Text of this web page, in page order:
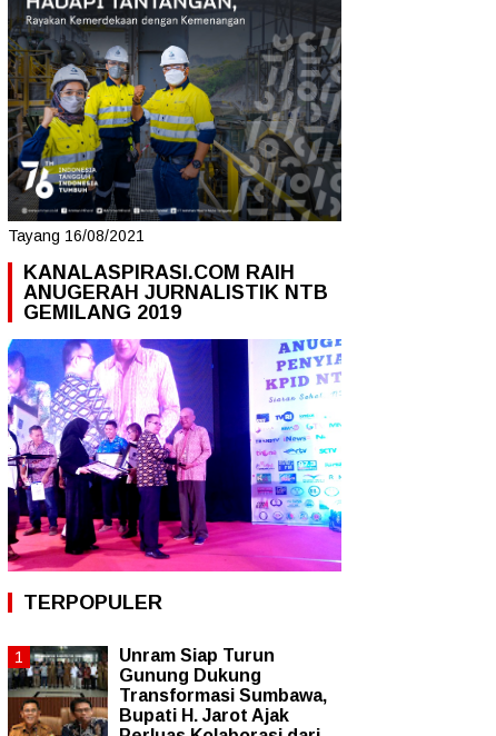
Tayang 16/08/2021
KANALASPIRASI.COM RAIH
ANUGERAH JURNALISTIK NTB
GEMILANG 2019
TERPOPULER
Unram Siap Turun
Gunung Dukung
Transformasi Sumbawa,
Bupati H. Jarot Ajak